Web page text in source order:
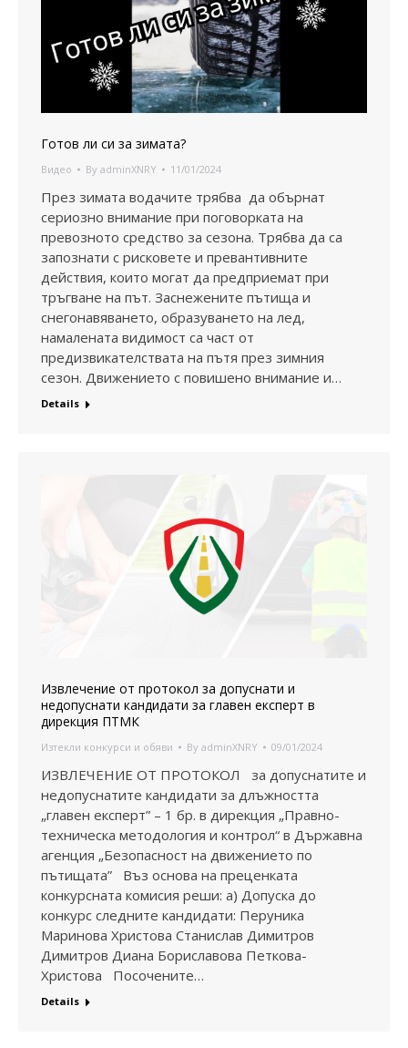
Готов ли си за зимата?
Видео By adminXNRY 11/01/2024
През зимата водачите трябва да обърнат
сериозно внимание при поговорката на
превозното средство за сезона. Трябва да са
запознати с рисковете и превантивните
действия, които могат да предприемат при
тръгване на път. Заснежените пътища и
снегонавяването, образуването на лед,
намалената видимост са част от
предизвикателствата на пътя през зимния
сезон. Движението с повишено внимание и…
Details
Извлечение от протокол за допуснати и
недопуснати кандидати за главен експерт в
дирекция ПТМК
Изтекли конкурси и обяви By adminXNRY 09/01/2024
ИЗВЛЕЧЕНИЕ ОТ ПРОТОКОЛ за допуснатите и
недопуснатите кандидати за длъжността
„главен експерт” – 1 бр. в дирекция „Правно-
техническа методология и контрол“ в Държавна
агенция „Безопасност на движението по
пътищата” Въз основа на преценката
конкурсната комисия реши: а) Допуска до
конкурс следните кандидати: Перуника
Маринова Христова Станислав Димитров
Димитров Диана Бориславова Петкова-
Христова Посочените…
Details